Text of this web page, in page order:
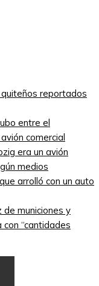
reportados
entre el
comercial
era un avión
medios
arrolló con un auto
municiones y
“cantidades